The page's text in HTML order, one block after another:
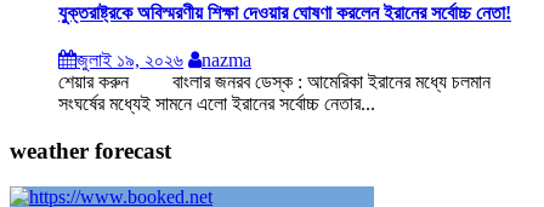
যুক্তরাষ্ট্রকে অবিস্মরণীয় শিক্ষা দেওয়ার ঘোষণা করলেন ইরানের সর্বোচ্চ নেতা!
জুলাই ১৯, ২০২৬
nazma
শেয়ার করুন বাংলার জনরব ডেস্ক : আমেরিকা ইরানের মধ্যে চলমান
সংঘর্ষের মধ্যেই সামনে এলো ইরানের সর্বোচ্চ নেতার...
weather forecast